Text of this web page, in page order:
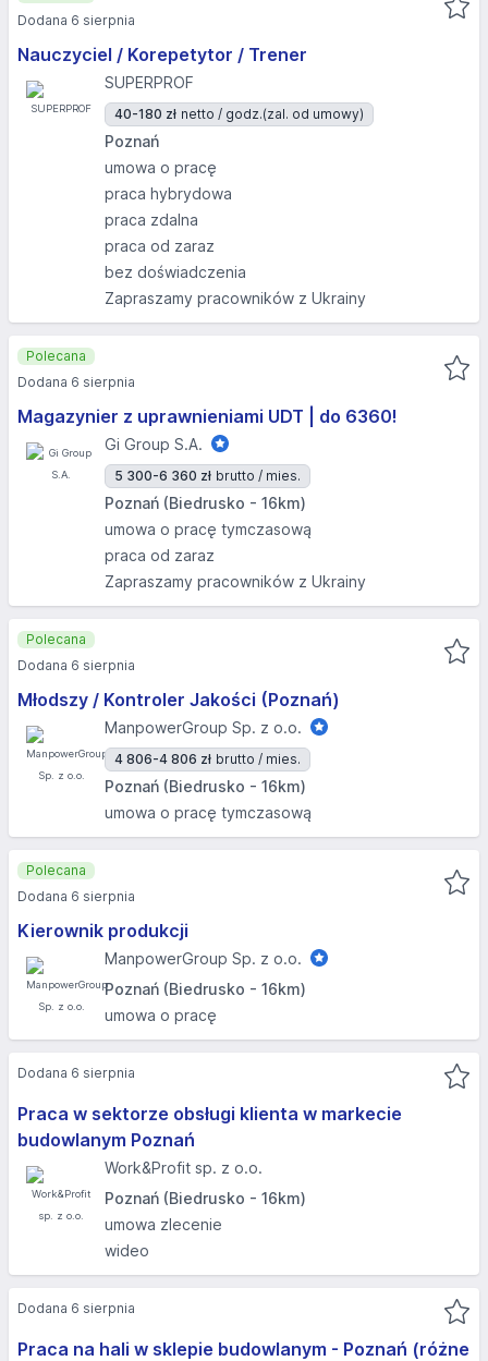
Nauczyciel / Korepetytor / Trener
SUPERPROF
40-180 zł netto / godz.(zal. od umowy)
Poznań
umowa o pracę
praca hybrydowa
praca zdalna
praca od zaraz
bez doświadczenia
Zapraszamy pracowników z Ukrainy
Dodana 6 sierpnia
Magazynier z uprawnieniami UDT | do 6360!
Gi Group S.A.
5 300-6 360 zł brutto / mies.
Poznań (Biedrusko - 16km)
umowa o pracę tymczasową
praca od zaraz
Zapraszamy pracowników z Ukrainy
Polecana
Dodana 6 sierpnia
Młodszy / Kontroler Jakości (Poznań)
ManpowerGroup Sp. z o.o.
4 806-4 806 zł brutto / mies.
Poznań (Biedrusko - 16km)
umowa o pracę tymczasową
Polecana
Dodana 6 sierpnia
Kierownik produkcji
ManpowerGroup Sp. z o.o.
Poznań (Biedrusko - 16km)
umowa o pracę
Polecana
Dodana 6 sierpnia
Praca w sektorze obsługi klienta w markecie
budowlanym Poznań
Work&Profit sp. z o.o.
Poznań (Biedrusko - 16km)
umowa zlecenie
wideo
Dodana 6 sierpnia
Praca na hali w sklepie budowlanym - Poznań (różne
Dodana 6 sierpnia